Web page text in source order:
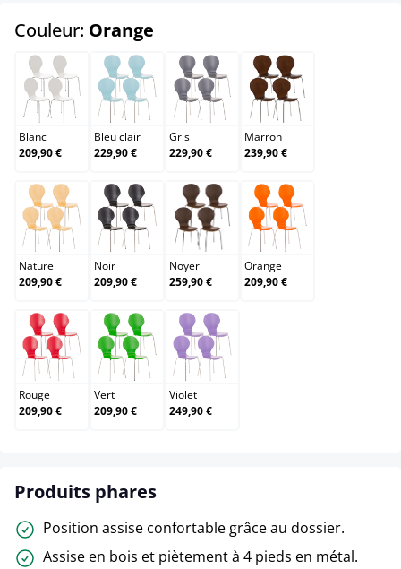
Couleur: Orange
Blanc
Blanc
209,90 €
Bleu clair
Bleu clair
229,90 €
Gris
Gris
229,90 €
Marron
Marron
239,90 €
Nature
Nature
209,90 €
Noir
Noir
209,90 €
Noyer
Noyer
259,90 €
Orange
Orange
209,90 €
Rouge
Rouge
209,90 €
Vert
Vert
209,90 €
Violet
Violet
249,90 €
Produits phares
Position assise confortable grâce au dossier.
Assise en bois et piètement à 4 pieds en métal.